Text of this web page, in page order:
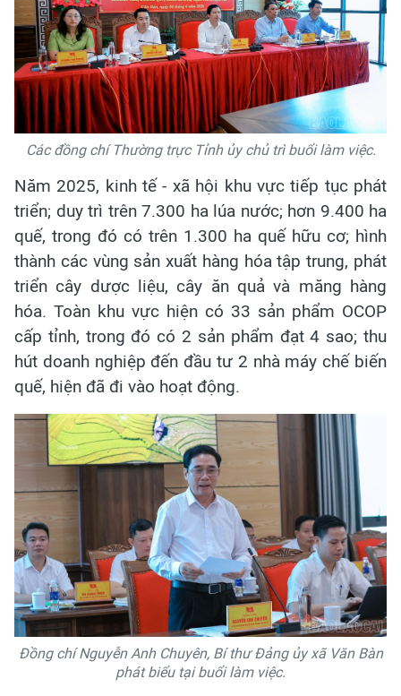
Các đồng chí Thường trực Tỉnh ủy chủ trì buổi làm việc.
Năm 2025, kinh tế - xã hội khu vực tiếp tục phát
triển; duy trì trên 7.300 ha lúa nước; hơn 9.400 ha
quế, trong đó có trên 1.300 ha quế hữu cơ; hình
thành các vùng sản xuất hàng hóa tập trung, phát
triển cây dược liệu, cây ăn quả và măng hàng
hóa. Toàn khu vực hiện có 33 sản phẩm OCOP
cấp tỉnh, trong đó có 2 sản phẩm đạt 4 sao; thu
hút doanh nghiệp đến đầu tư 2 nhà máy chế biến
quế, hiện đã đi vào hoạt động.
Đồng chí Nguyễn Anh Chuyên, Bí thư Đảng ủy xã Văn Bàn
phát biểu tại buổi làm việc.